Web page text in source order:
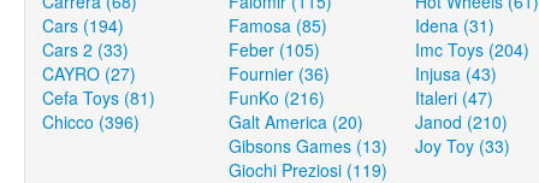
Cars (194)
Cars 2 (33)
CAYRO (27)
Cefa Toys (81)
Chicco (396)
Famosa (85)
Feber (105)
Fournier (36)
FunKo (216)
Galt America (20)
Gibsons Games (13)
Giochi Preziosi (119)
Idena (31)
Imc Toys (204)
Injusa (43)
Italeri (47)
Janod (210)
Joy Toy (33)